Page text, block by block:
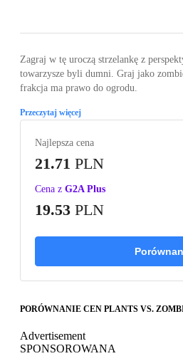
Zagraj w tę uroczą strzelankę z
towarzysze byli dumni. Graj jako
frakcja ma prawo do ogrodu.
Przeczytaj więcej
Najlepsza cena
21.71 PLN
Cena z G2A Plus
19.53 PLN
PORÓWNANIE CEN PLANTS VS.
Advertisement
SPONSOROWANA